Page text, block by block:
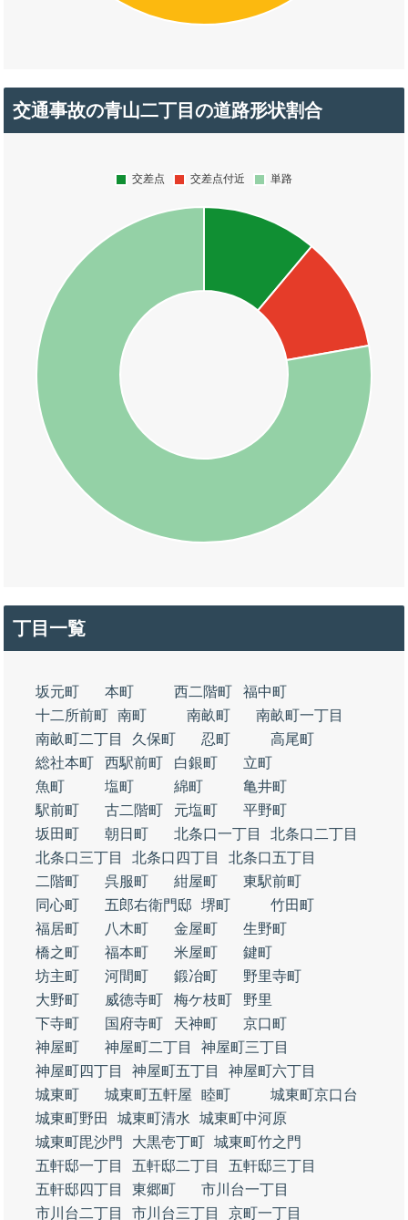
交通事故の青山二丁目の道路形状割合
丁目一覧
坂元町 本町 西二階町
福中町
十二所前町 南町 南畝町
南畝町一丁目
南畝町二丁目
久保町 忍町
高尾町
総社本町
西駅前町 白銀町
立町
魚町
塩町 綿町
亀井町
駅前町
古二階町 元塩町
平野町
坂田町
朝日町 北条口一丁目
北条口二丁目
北条口三丁目
北条口四丁目
北条口五丁目
二階町
呉服町 紺屋町
東駅前町
同心町
五郎右衛門邸 堺町
竹田町
福居町
八木町 金屋町
生野町
橋之町
福本町 米屋町
鍵町
坊主町
河間町 鍛冶町
野里寺町
大野町
威徳寺町 梅ケ枝町
野里
下寺町
国府寺町 天神町
京口町
神屋町
神屋町二丁目
神屋町三丁目
神屋町四丁目
神屋町五丁目
神屋町六丁目
城東町
城東町五軒屋 睦町
城東町京口台
城東町野田
城東町清水
城東町中河原
城東町毘沙門
大黒壱丁町 城東町竹之門
五軒邸一丁目
五軒邸二丁目
五軒邸三丁目
五軒邸四丁目
東郷町
市川台一丁目
市川台二丁目
市川台三丁目
京町一丁目